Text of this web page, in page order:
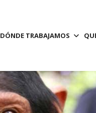
DÓNDE TRABAJAMOS